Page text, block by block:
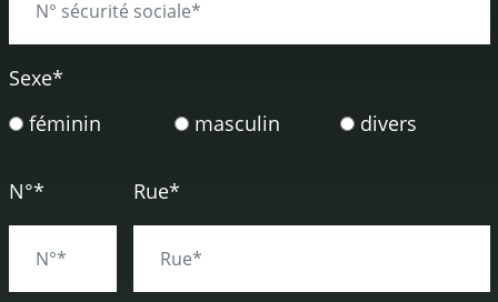
Sexe*
féminin
masculin divers
N°* Rue*